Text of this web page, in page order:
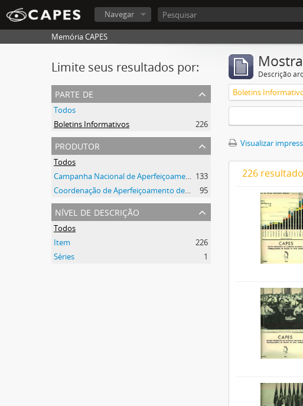
Navegar
Memória CAPES
Limite seus resultados por:
parte de
Todos
Boletins Informativos
226
produtor
Todos
Campanha Nacional de Aperfeiçoamento de Pessoal de Nível Superior (CAPES) 133
Coordenação de Aperfeiçoamento de Pessoal de Nível Superior (CAPES)
95
nível de descrição
Todos
Item
226
Séries
1
Descrição
Boletins
Visualizar
226